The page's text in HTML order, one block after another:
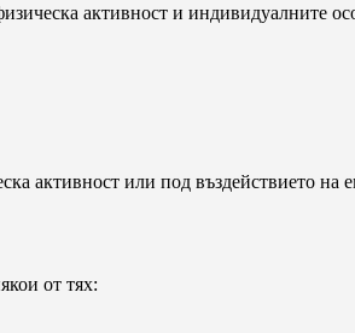
активност и индивидуалните
активност или под въздействието на
от тях: